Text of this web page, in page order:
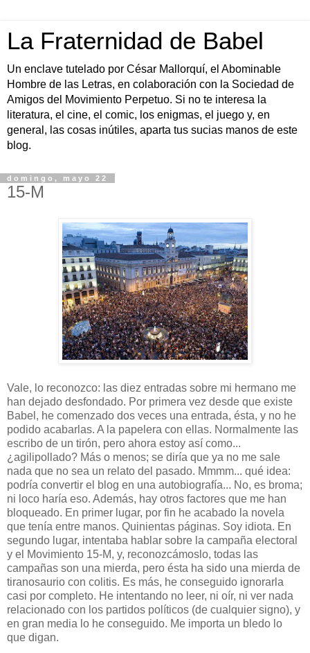
La Fraternidad de Babel
Un enclave tutelado por César Mallorquí, el Abominable
Hombre de las Letras, en colaboración con la Sociedad de
Amigos del Movimiento Perpetuo. Si no te interesa la
literatura, el cine, el comic, los enigmas, el juego y, en
general, las cosas inútiles, aparta tus sucias manos de este
blog.
domingo, mayo 22
15-M
Vale, lo reconozco: las diez entradas sobre mi hermano me
han dejado desfondado. Por primera vez desde que existe
Babel, he comenzado dos veces una entrada, ésta, y no he
podido acabarlas. A la papelera con ellas. Normalmente las
escribo de un tirón, pero ahora estoy así como...
¿agilipollado? Más o menos; se diría que ya no me sale
nada que no sea un relato del pasado. Mmmm... qué idea:
podría convertir el blog en una autobiografía... No, es broma;
ni loco haría eso. Además, hay otros factores que me han
bloqueado. En primer lugar, por fin he acabado la novela
que tenía entre manos. Quinientas páginas. Soy idiota. En
segundo lugar, intentaba hablar sobre la campaña electoral
y el Movimiento 15-M, y, reconozcámoslo, todas las
campañas son una mierda, pero ésta ha sido una mierda de
tiranosaurio con colitis. Es más, he conseguido ignorarla
casi por completo. He intentando no leer, ni oír, ni ver nada
relacionado con los partidos políticos (de cualquier signo), y
en gran media lo he conseguido. Me importa un bledo lo
que digan.